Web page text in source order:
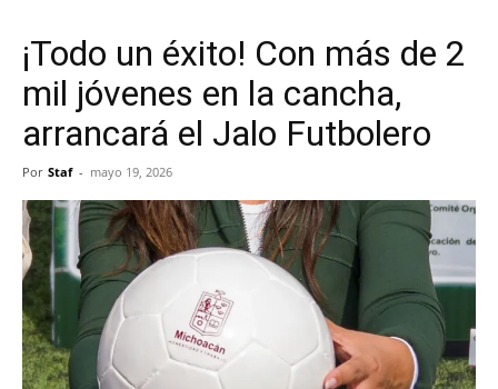
¡Todo un éxito! Con más de 2
mil jóvenes en la cancha,
arrancará el Jalo Futbolero
Por Staf - mayo 19, 2026